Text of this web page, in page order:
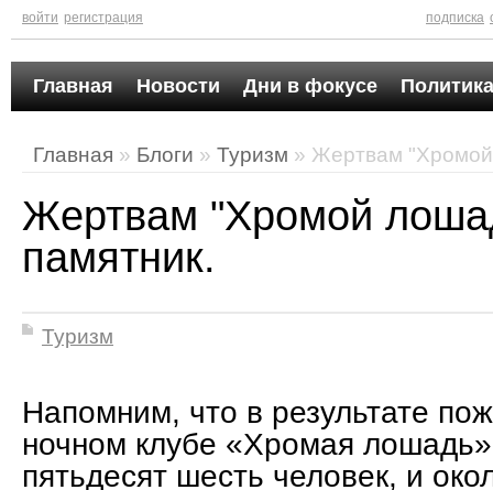
войти регистрация подписка
Главная Новости Дни в фокусе
Главная » Блоги » Туризм » Жертвам "Хромой
Жертвам "Хромой
памятник.
Туризм
Напомним, что в результате
ночном клубе «Хромая
пятьдесят шесть человек, и